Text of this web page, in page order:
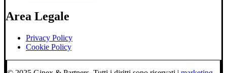
Area Legale
Privacy Policy
Cookie Policy